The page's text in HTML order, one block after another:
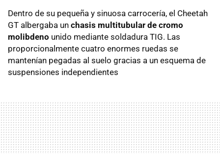
Dentro de su pequeña y sinuosa carrocería, el Cheetah
GT albergaba un chasis multitubular de cromo
molibdeno unido mediante soldadura TIG. Las
proporcionalmente cuatro enormes ruedas se
mantenían pegadas al suelo gracias a un esquema de
suspensiones independientes